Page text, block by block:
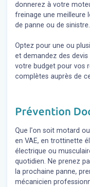
donnerez à votre
freinage une meilleure
de panne ou de sinistre.
Optez pour une ou
et demandez des
votre budget pour vos
complètes auprès de
Prévention
Que l'on soit motard
en VAE, en trottinette
électrique ou
quotidien. Ne prenez
la prochaine panne,
mécanicien